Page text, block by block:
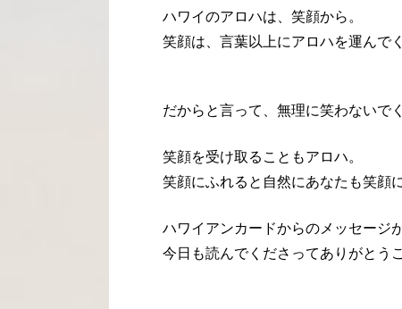
ハワイのアロハは、笑顔から。
笑顔は、言葉以上にアロハを運んで
だからと言って、無理に笑わないで
笑顔を受け取ることもアロハ。
笑顔にふれると自然にあなたも笑顔
ハワイアンカードからのメッセージ
今日も読んでくださってありがとう